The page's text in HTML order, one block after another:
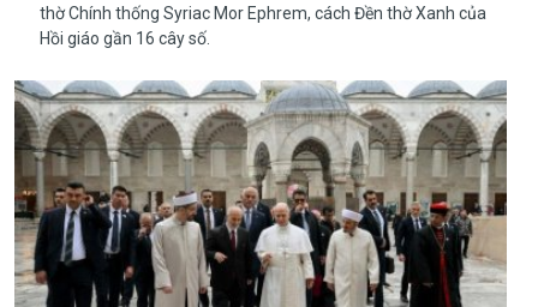
thờ Chính thống Syriac Mor Ephrem, cách Đền thờ Xanh của
Hồi giáo gần 16 cây số.